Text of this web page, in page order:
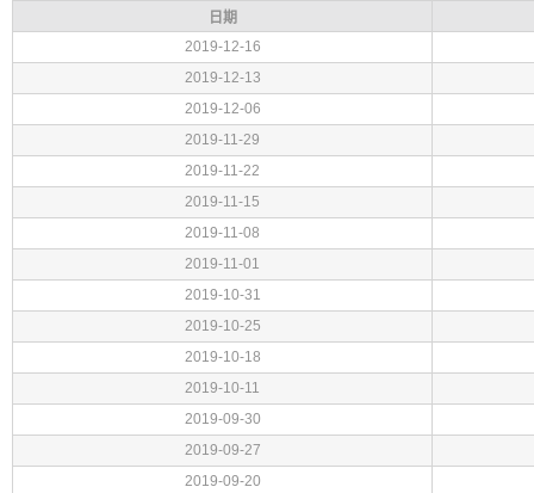
日期
2019-12-16
2019-12-13
2019-12-06
2019-11-29
2019-11-22
2019-11-15
2019-11-08
2019-11-01
2019-10-31
2019-10-25
2019-10-18
2019-10-11
2019-09-30
2019-09-27
2019-09-20